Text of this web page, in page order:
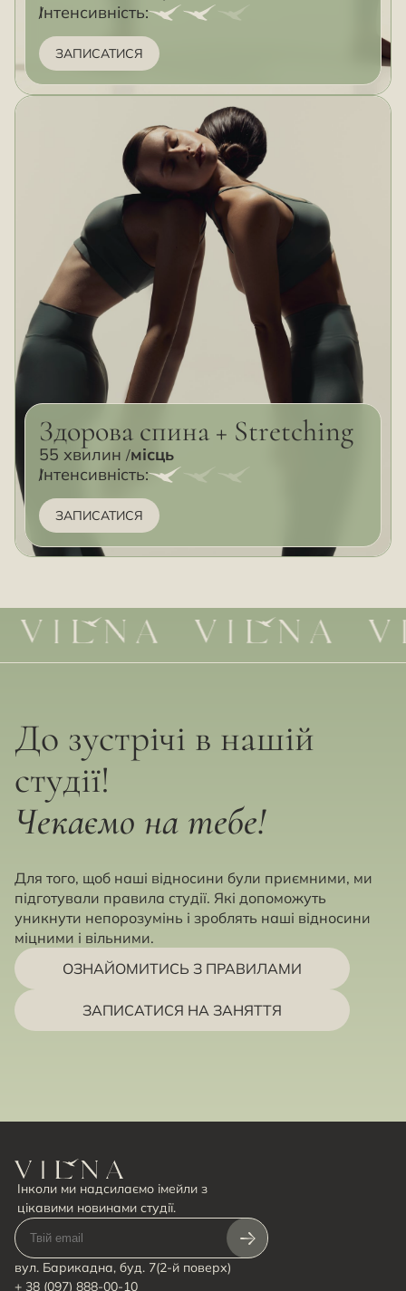
Інтенсивність:
ЗАПИСАТИСЯ
Здорова спина + Stretching
55 хвилин місць
Інтенсивність:
ЗАПИСАТИСЯ
До зустрічі в нашій
студії!
Чекаємо на тебе!
Для того, щоб наші відносини були приємними, ми
підготували правила студії. Які допоможуть
уникнути непорозумінь і зроблять наші відносини
міцними і вільними.
ОЗНАЙОМИТИСЬ З ПРАВИЛАМИ
ЗАПИСАТИСЯ НА ЗАНЯТТЯ
Інколи ми надсилаємо імейли з
цікавими новинами студії.
вул. Барикадна, буд. 7(2-й поверх)
+ 38 (097) 888-00-10